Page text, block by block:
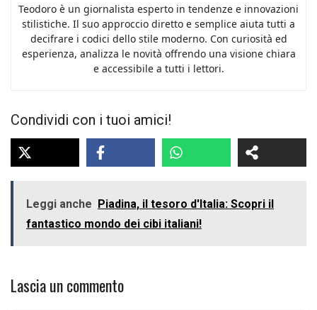
Teodoro è un giornalista esperto in tendenze e innovazioni
stilistiche. Il suo approccio diretto e semplice aiuta tutti a
decifrare i codici dello stile moderno. Con curiosità ed
esperienza, analizza le novità offrendo una visione chiara
e accessibile a tutti i lettori.
Condividi con i tuoi amici!
Leggi anche Piadina, il tesoro d'Italia: Scopri il
fantastico mondo dei cibi italiani!
Lascia un commento